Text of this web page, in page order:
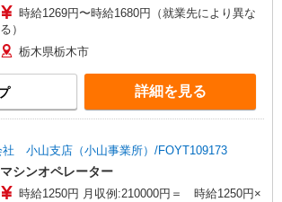
時給1269円〜時給1680円（就業先により異な
る）
栃木県栃木市
詳細を見る
社 小山支店（小山事業所）/FOYT109173
マシンオペレーター
時給1250円 月収例:210000円＝ 時給1250円×